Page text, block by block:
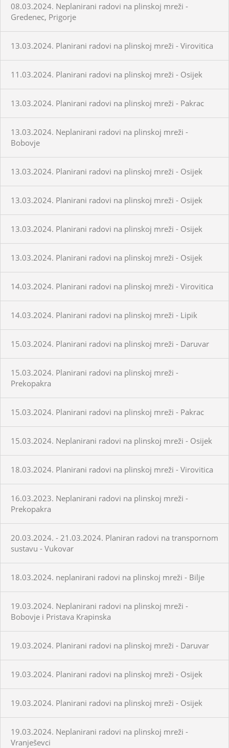
08.03.2024. Neplanirani radovi na plinskoj mreži -
Gredenec, Prigorje
13.03.2024. Planirani radovi na plinskoj mreži - Virovitica
11.03.2024. Planirani radovi na plinskoj mreži - Osijek
13.03.2024. Planirani radovi na plinskoj mreži - Pakrac
13.03.2024. Neplanirani radovi na plinskoj mreži -
Bobovje
13.03.2024. Planirani radovi na plinskoj mreži - Osijek
13.03.2024. Planirani radovi na plinskoj mreži - Osijek
13.03.2024. Planirani radovi na plinskoj mreži - Osijek
13.03.2024. Planirani radovi na plinskoj mreži - Osijek
14.03.2024. Planirani radovi na plinskoj mreži - Virovitica
14.03.2024. Planirani radovi na plinskoj mreži - Lipik
15.03.2024. Planirani radovi na plinskoj mreži - Daruvar
15.03.2024. Planirani radovi na plinskoj mreži -
Prekopakra
15.03.2024. Planirani radovi na plinskoj mreži - Pakrac
15.03.2024. Neplanirani radovi na plinskoj mreži - Osijek
18.03.2024. Planirani radovi na plinskoj mreži - Virovitica
16.03.2023. Neplanirani radovi na plinskoj mreži -
Prekopakra
20.03.2024. - 21.03.2024. Planiran radovi na transpornom
sustavu - Vukovar
18.03.2024. neplanirani radovi na plinskoj mreži - Bilje
19.03.2024. Neplanirani radovi na plinskoj mreži -
Bobovje i Pristava Krapinska
19.03.2024. Planirani radovi na plinskoj mreži - Daruvar
19.03.2024. Planirani radovi na plinskoj mreži - Osijek
19.03.2024. Planirani radovi na plinskoj mreži - Osijek
19.03.2024. Neplanirani radovi na plinskoj mreži -
Vranješevci